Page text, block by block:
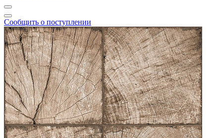
Сообщить о поступлении